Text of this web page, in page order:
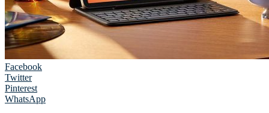
Facebook
Twitter
Pinterest
WhatsApp